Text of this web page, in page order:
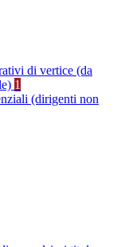
di vertice (da
1
(dirigenti non